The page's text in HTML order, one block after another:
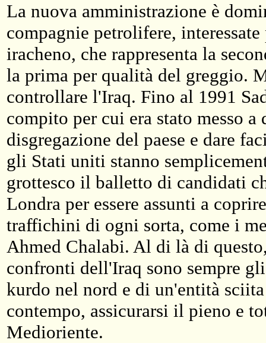
La nuova amministrazione è
compagnie petrolifere,
iracheno, che rappresenta la
la prima per qualità del greggio.
controllare l'Iraq. Fino al 1991
compito per cui era stato messo
disgregazione del paese e dare
gli Stati uniti stanno
grottesco il balletto di candidati
Londra per essere assunti a
traffichini di ogni sorta, come i
Ahmed Chalabi. Al di là di
confronti dell'Iraq sono sempre
kurdo nel nord e di un'entità
contempo, assicurarsi il pieno e
Medioriente.